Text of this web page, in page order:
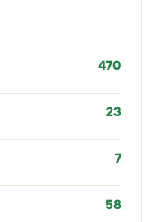
470
23
7
58